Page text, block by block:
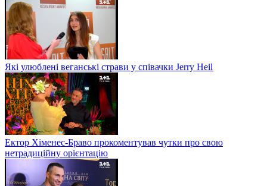
Які улюблені веганські страви у співачки Jerry Heil
Ектор Хіменес-Браво прокоментував чутки про свою
нетрадиційну орієнтацію